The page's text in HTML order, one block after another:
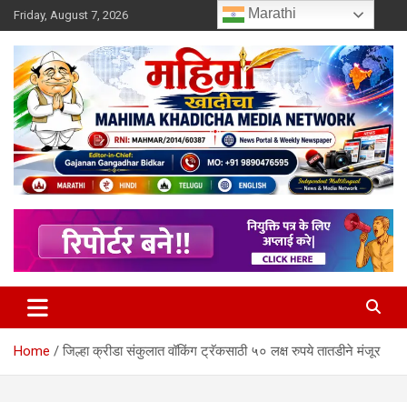
Skip
to
content
Friday, August 7, 2026
Mahimakhadicha
Home जिल्हा क्रीडा संकुलात वॉकिंग ट्रॅकसाठी ५० लक्ष रुपये तातडीने मंजूर
Marathi